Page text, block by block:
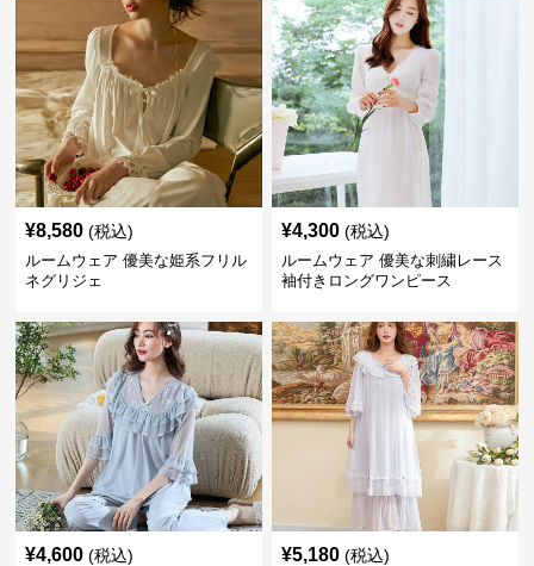
¥8,580 (税込)
ルームウェア 優美な姫系フリル
ネグリジェ
¥4,300 (税込)
ルームウェア 優美な刺繍レース
袖付きロングワンピース
¥4,600 (税込) ¥5,180 (税込)